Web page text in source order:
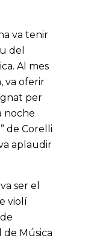
va tenir
del
Al mes
va oferir
per
noche
de Corelli
aplaudir
ser el
violí
de Música